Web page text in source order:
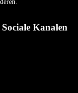
Sociale Kanalen